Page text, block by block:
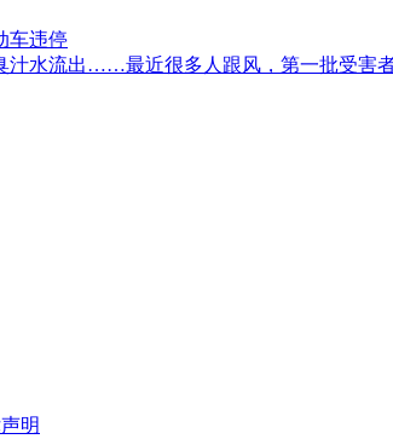
车违停
汁水流出……最近很多人跟风，第一批受害
明